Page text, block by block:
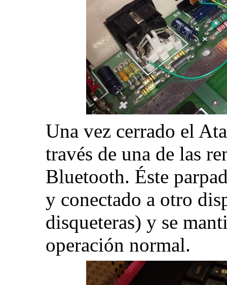
Una vez cerrado el
través de una de las
Bluetooth. Éste
y conectado a otro
disqueteras) y se
operación normal.